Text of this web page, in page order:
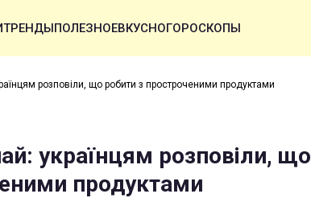
ТРЕНДЫПОЛЕЗНОЕВКУСНОГОРОСКОПЫ
розповіли, що робити з простроченими продуктами
українцям розповіли, що
продуктами